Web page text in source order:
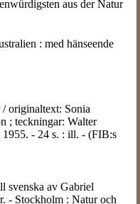
aus der Natur
: med hänseende
originaltext: Sonia
; teckningar: Walter
- 24 s. : ill. - (FIB:s
svenska av Gabriel
- Stockholm : Natur och